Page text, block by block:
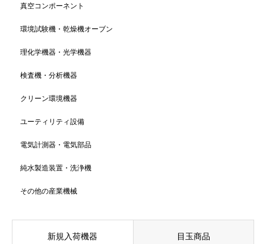
真空コンポーネント
環境試験機・乾燥機オーブン
理化学機器・光学機器
検査機・分析機器
クリーン環境機器
ユーティリティ設備
電気計測器・電気部品
純水製造装置・洗浄機
その他の産業機械
新規入荷機器 目玉商品